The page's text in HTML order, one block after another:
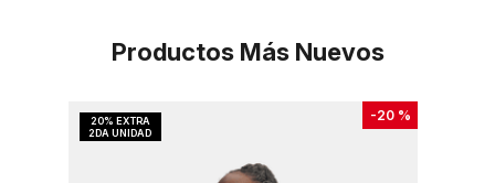
Productos Más Nuevos
-20 %